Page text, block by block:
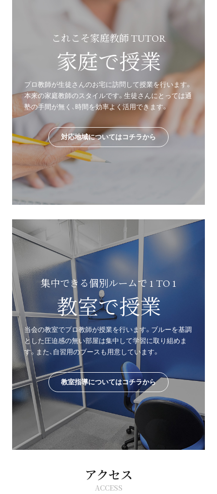
これこそ家庭教師 TUTOR
家庭で授業
プロ教師が生徒さんのお宅に訪問して授業を行います。
本来の家庭教師のスタイルです。生徒さんにとっては通
塾の手間が無く、時間を効率よく活用できます。
対応地域についてはコチラから
集中できる個別ルームで 1 TO 1
教室で授業
当会の教室でプロ教師が授業を行います。ブルーを基調
とした圧迫感の無い部屋は集中して学習に取り組めま
す。また、自習用のブースも用意しています。
教室指導についてはコチラから
アクセス
ACCESS